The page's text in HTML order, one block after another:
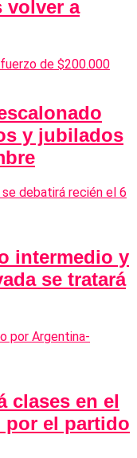
volver a
y jubilados
intermedio y
se tratará
clases en el
por el partido